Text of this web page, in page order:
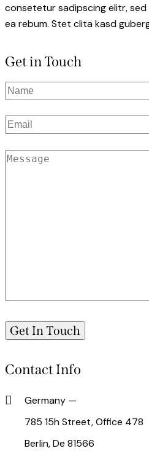
consetetur sadipscing elitr,
ea rebum. Stet clita kasd
Get in Touch
Contact Info
Germany —
785 15h Street, Office 478
Berlin, De 81566